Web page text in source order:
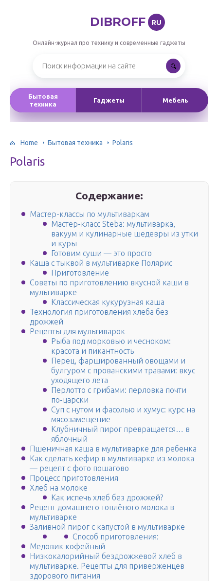
DIBROFF RU
Онлайн-журнал про технику и современные гаджеты
Бытовая
техника
Гаджеты Мебель
Home Бытовая техника Polaris
Polaris
Содержание:
Мастер-классы по мультиваркам
Мастер-класс Steba: мультиварка,
вакуум и кулинарные шедевры из утки
и куры
Готовим суши — это просто
Каша с тыквой в мультиварке Полярис
Приготовление
Советы по приготовлению вкусной каши в
мультиварке
Классическая кукурузная каша
Технология приготовления хлеба без
дрожжей
Рецепты для мультиварок
Рыба под морковью и чесноком:
красота и пикантность
Перец, фаршированный овощами и
булгуром с прованскими травами: вкус
уходящего лета
Перлотто с грибами: перловка почти
по-царски
Суп с нутом и фасолью и хумус: курс на
мясозамещение
Клубничный пирог превращается… в
яблочный
Пшеничная каша в мультиварке для ребенка
Как сделать кефир в мультиварке из молока
— рецепт с фото пошагово
Процесс приготовления
Хлеб на молоке
Как испечь хлеб без дрожжей?
Рецепт домашнего топлёного молока в
мультиварке
Заливной пирог с капустой в мультиварке
Способ приготовления:
Медовик кофейный
Низкокалорийный бездрожжевой хлеб в
мультиварке. Рецепты для приверженцев
здорового питания